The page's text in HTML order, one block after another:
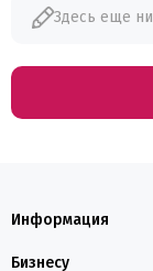
Здесь еще
Информация
Бизнесу